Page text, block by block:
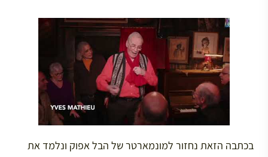
בכתבה הזאת נחזור למונמארטר של הבל אפוק ונלמד את